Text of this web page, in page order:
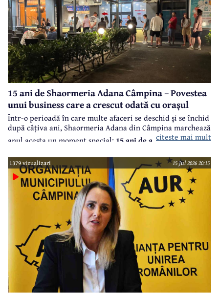
15 ani de Shaormeria Adana Câmpina – Povestea
unui business care a crescut odată cu orașul
Într-o perioadă în care multe afaceri se deschid și se închid
după câțiva ani, Shaormeria Adana din Câmpina marchează
anul acesta un moment special: 15 ani de activitate, cu o
promoție incredibilă în care oferă orice produs consacrat
deja cu un cost peste 15 lei, cadou la 15 lei, doar marți, 4
august, până la ora 15.00, în limita stocului.În spatele
acestui succes se află perseverență și calitate a unor
produse excepționale și dorința de a oferi clienților o
calitate constantă la cele mai înalte standarde.
citeste mai mult
1379 vizualizari 15 Jul 2026 20:15